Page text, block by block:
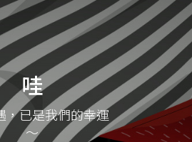
哇
，已是我們的幸運
～